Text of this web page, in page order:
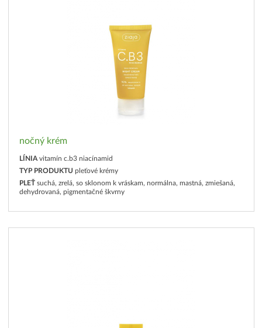
nočný krém
LÍNIA vitamín c.b3 niacínamid
TYP PRODUKTU pleťové krémy
PLEŤ suchá, zrelá, so sklonom k vráskam, normálna, mastná, zmiešaná,
dehydrovaná, pigmentačné škvrny